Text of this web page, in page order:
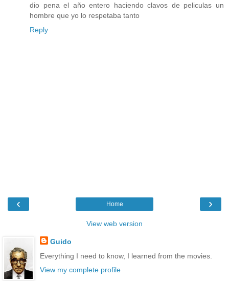
dio pena el año entero haciendo clavos de peliculas un
hombre que yo lo respetaba tanto
Reply
‹ ›
Home
View web version
Guido
Everything I need to know, I learned from the movies.
View my complete profile